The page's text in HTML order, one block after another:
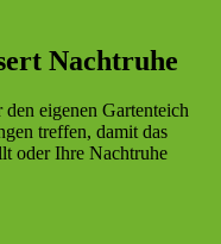
Nachtruhe
eigenen Gartenteich
treffen, damit das
oder Ihre Nachtruhe